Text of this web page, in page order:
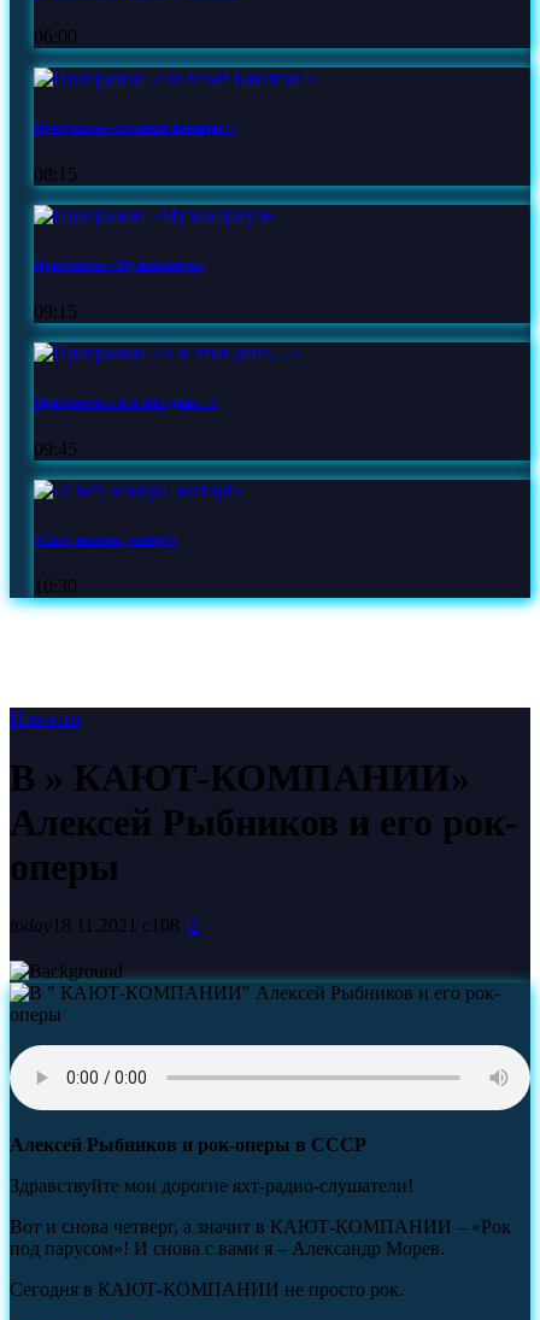
06:00
Программа «Полный Бакштаг!»
08:15
Программа «Музыкариум»
09:15
Программа «А в этот день…»
09:45
«Свет, камера, мотор!»
10:30
Новости
В » КАЮТ-КОМПАНИИ»
Алексей Рыбников и его рок-
оперы
today18.11.2021 108 2
Алексей Рыбников и рок-оперы в СССР
Здравствуйте мои дорогие яхт-радио-слушатели!
Вот и снова четверг, а значит в КАЮТ-КОМПАНИИ – «Рок
под парусом»! И снова с вами я – Александр Морев.
Сегодня в КАЮТ-КОМПАНИИ не просто рок.